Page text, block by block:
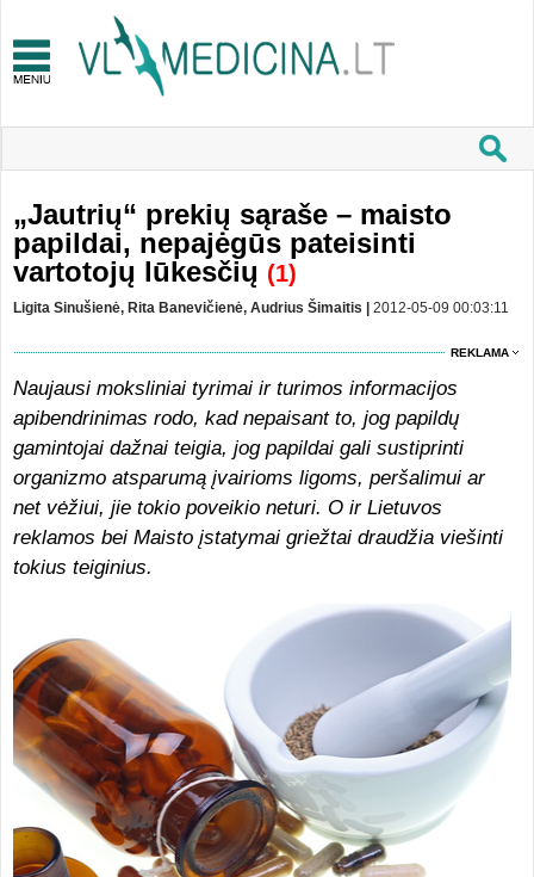
„Jautrių“ prekių sąraše – maisto
papildai, nepajėgūs pateisinti
vartotojų lūkesčių (1)
Ligita Sinušienė, Rita Banevičienė, Audrius Šimaitis | 2012-05-09 00:03:11
REKLAMA
Naujausi moksliniai tyrimai ir turimos informacijos
apibendrinimas rodo, kad nepaisant to, jog papildų
gamintojai dažnai teigia, jog papildai gali sustiprinti
organizmo atsparumą įvairioms ligoms, peršalimui ar
net vėžiui, jie tokio poveikio neturi. O ir Lietuvos
reklamos bei Maisto įstatymai griežtai draudžia viešinti
tokius teiginius.